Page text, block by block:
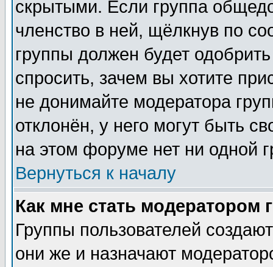
скрытыми. Если группа
членство в ней, щёлкнув по
группы должен будет
спросить, зачем вы хотите
не донимайте модератора
отклонён, у него могут быть
на этом форуме нет ни одной
Вернуться к началу
Как мне стать модератором
Группы пользователей
они же и назначают